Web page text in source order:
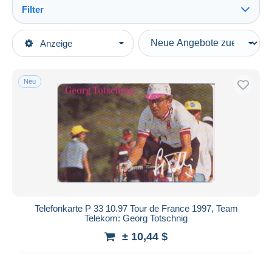
Anzeige
Hauptkategorien
Ohne Zuordnung
Filter
Art der Verkäufe
Laufende Angebote
Auktionen mit Geboten
Auktionen ohne Gebote
Auktionshäuser
Verkauft
Alle Laufzeiten
Preis
Neu
Telefonkarte P 33 10.97 Tour de France 1997, Team
Telekom: Georg Totschnig
± 10,44 $